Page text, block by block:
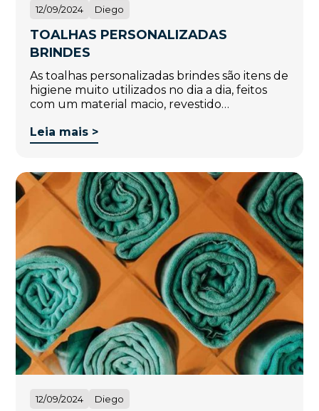
12/09/2024 Diego
TOALHAS PERSONALIZADAS
BRINDES
As toalhas personalizadas brindes são itens de
higiene muito utilizados no dia a dia, feitos
com um material macio, revestido…
Leia mais >
12/09/2024 Diego